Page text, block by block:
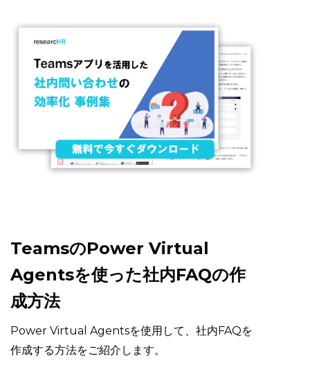
TeamsのPower Virtual
Agentsを使った社内FAQの作
成方法
Power Virtual Agentsを使用して、社内FAQを
作成する方法をご紹介します。